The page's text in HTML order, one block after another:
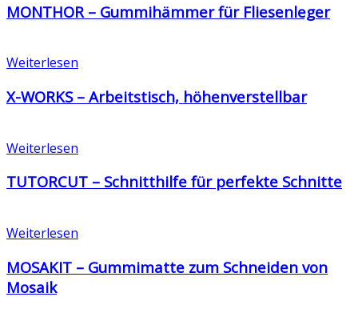
MONTHOR – Gummihämmer für Fliesenleger
Weiterlesen
X-WORKS – Arbeitstisch, höhenverstellbar
Weiterlesen
TUTORCUT – Schnitthilfe für perfekte Schnitte
Weiterlesen
MOSAKIT – Gummimatte zum Schneiden von
Mosaik